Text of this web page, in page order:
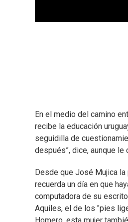
En el medio del camino
recibe la educación
seguidilla de
después”, dice, aunque
Desde que José Mujica
recuerda un día en que
computadora de su
Aquiles, el de los "pies